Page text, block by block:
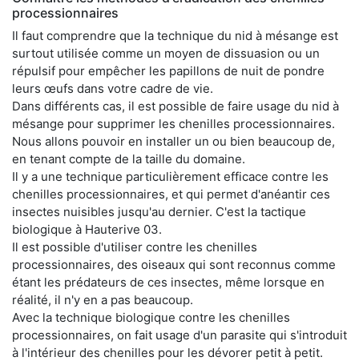
processionnaires
Il faut comprendre que la technique du nid à mésange est
surtout utilisée comme un moyen de dissuasion ou un
répulsif pour empêcher les papillons de nuit de pondre
leurs œufs dans votre cadre de vie.
Dans différents cas, il est possible de faire usage du nid à
mésange pour supprimer les chenilles processionnaires.
Nous allons pouvoir en installer un ou bien beaucoup de,
en tenant compte de la taille du domaine.
Il y a une technique particulièrement efficace contre les
chenilles processionnaires, et qui permet d'anéantir ces
insectes nuisibles jusqu'au dernier. C'est la tactique
biologique à Hauterive 03.
Il est possible d'utiliser contre les chenilles
processionnaires, des oiseaux qui sont reconnus comme
étant les prédateurs de ces insectes, même lorsque en
réalité, il n'y en a pas beaucoup.
Avec la technique biologique contre les chenilles
processionnaires, on fait usage d'un parasite qui s'introduit
à l'intérieur des chenilles pour les dévorer petit à petit.